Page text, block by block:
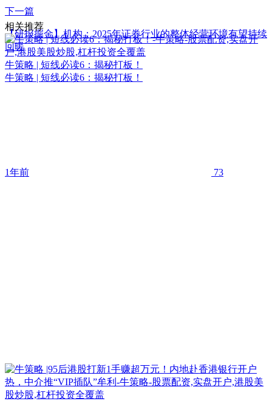
下一篇
【研报掘金】机构：2025年证券行业的整体经营环境有望持续
回暖
相关推荐
牛策略 | 短线必读6：揭秘打板！
牛策略 | 短线必读6：揭秘打板！
1年前 73